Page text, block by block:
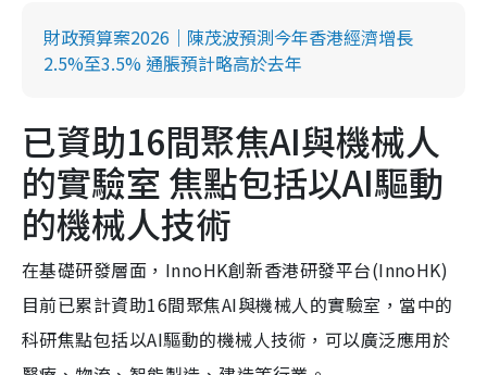
財政預算案2026｜陳茂波預測今年香港經濟增長
2.5%至3.5% 通脹預計略高於去年
已資助16間聚焦AI與機械人
的實驗室 焦點包括以AI驅動
的機械人技術
在基礎研發層面，InnoHK創新香港研發平台(InnoHK)
目前已累計資助16間聚焦AI與機械人的實驗室，當中的
科研焦點包括以AI驅動的機械人技術，可以廣泛應用於